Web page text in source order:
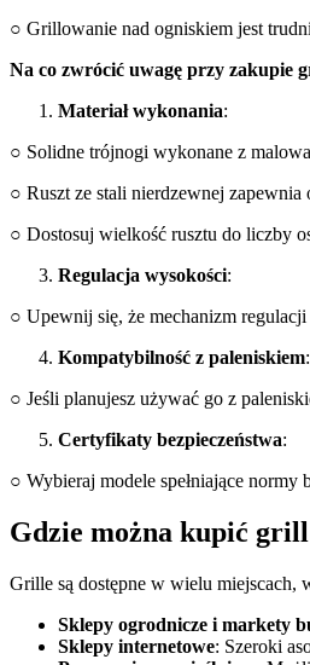
○ Grillowanie nad ogniskiem jest
Na co zwrócić uwagę przy zakupie
Materiał wykonania:
○ Solidne trójnogi wykonane z
○ Ruszt ze stali nierdzewnej zapewnia
○ Dostosuj wielkość rusztu do liczby
Regulacja wysokości:
○ Upewnij się, że mechanizm
Kompatybilność z paleniskiem:
○ Jeśli planujesz używać go z
Certyfikaty bezpieczeństwa:
○ Wybieraj modele spełniające normy
Gdzie można kupić
Grille są dostępne w wielu miejscach,
Sklepy ogrodnicze i markety
Sklepy internetowe: Szeroki